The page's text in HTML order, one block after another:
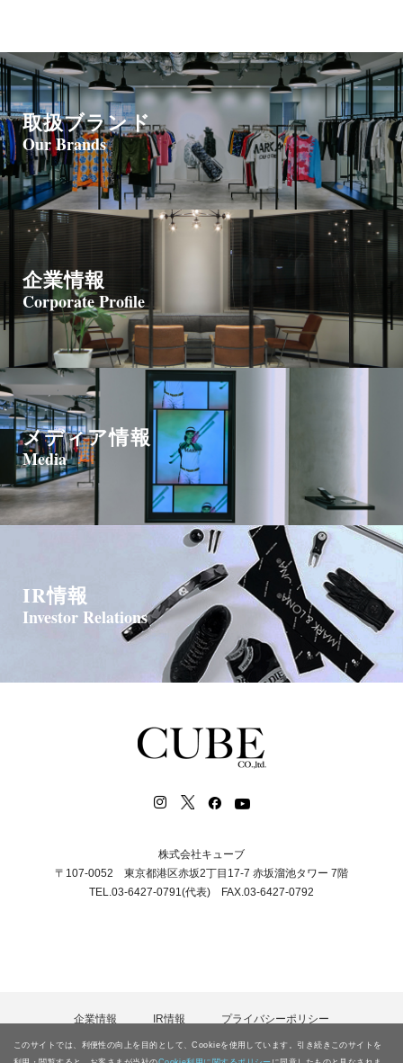
このサイトでは、利便性の向上を目的として、Cookieを使用しています。引き続きこのサイトを
取扱ブランド
Our Brands
企業情報
Corporate Profile
メディア情報
Media
IR情報
Investor Relations
株式会社キューブ
〒107-0052 東京都港区赤坂2丁目17-7 赤坂溜池タワー 7階
TEL.03-6427-0791(代表) FAX.03-6427-0792
企業情報 IR情報
プライバシーポリシー
カスタマーハラスメント等に対する基本方針
電子公告
お問合わせ サイトマップ